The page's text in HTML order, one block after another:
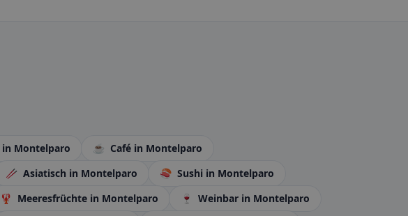
in Montelparo ☕ Café in Montelparo
🥢 Asiatisch in Montelparo 🍣 Sushi in Montelparo
🦞 Meeresfrüchte in Montelparo 🍷 Weinbar in Montelparo